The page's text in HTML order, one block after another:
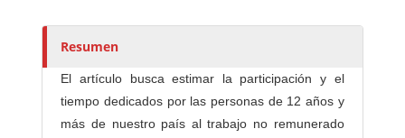
s
Resumen
El artículo busca estimar la participación y el
tiempo dedicados por las personas de 12 años y
más de nuestro país al trabajo no remunerado